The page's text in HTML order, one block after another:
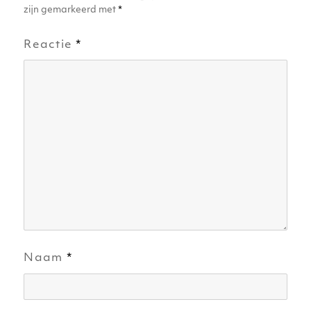
zijn gemarkeerd met*
Reactie*
Naam *